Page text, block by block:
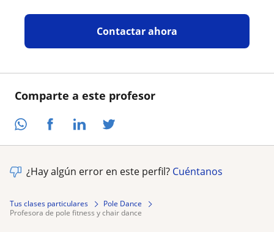
Comparte a este profesor
Contactar ahora
¿Hay algún error en este perfil? Cuéntanos
Tus clases particulares
Pole Dance
profesora de pole fitness y chair dance